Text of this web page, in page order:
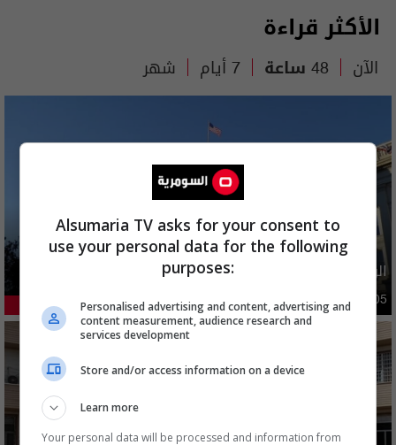
الأكثر قراءة
الآن 48 ساعة 7 أيام شهر
الولايات المتحدة تعلن رفع عقوبات عن ايران
دوليات 41.33% 10:10 | 2026-08-05
Alsumaria TV asks for your consent to
use your personal data for the following
purposes:
Personalised advertising and content, advertising and
content measurement, audience research and
services development
Store and/or access information on a device
Learn more
Your personal data will be processed and information from